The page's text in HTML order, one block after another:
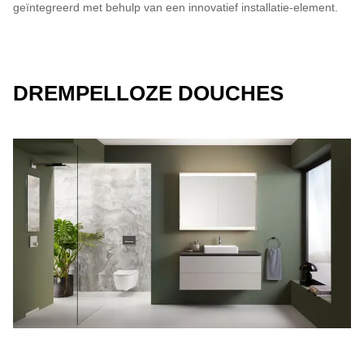
geïntegreerd met behulp van een innovatief installatie-element.
DREMPELLOZE DOUCHES